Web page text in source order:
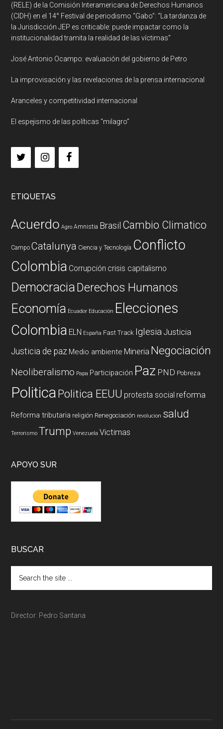
(RELE) de la Comisión Interamericana de Derechos Humanos
(CIDH) en el 14° Festival de periodismo “Gabo”: “La tardanza de
la Jurisdicción JEP es criticable: puede impactar como la
institucionalidad tramita la realidad de las víctimas”
José Antonio Ocampo: evaluación del gobierno de Petro
La improvisación y las revelaciones de la prensa internacional
Aranceles y competitividad internacional
El espejismo de las políticas “milagro”
ETIQUETAS
Acuerdo Agro Amnistia Brasil Cambio Climatico
Campo Catalunya Ciencia y Tecnología Conflicto
Colombia Corrupción crisis capitalismo
DemocraciaDerechos Humanos
Economía Ecuador Educación Elecciones
Colombia ELN España Fast Track Iglesia Justicia
Justicia de paz Medio ambiente Mineria Negociación
Neoliberalismo Papa Participación Paz PND Pobreza
PoliticaPolitica EEUU protesta social reforma
Reforma tributaria religión Renegociación revolucion salud
Terrorismo Trump Venezuela Victimas
APOYO SUR
BUSCAR
Director: Pedro Santana